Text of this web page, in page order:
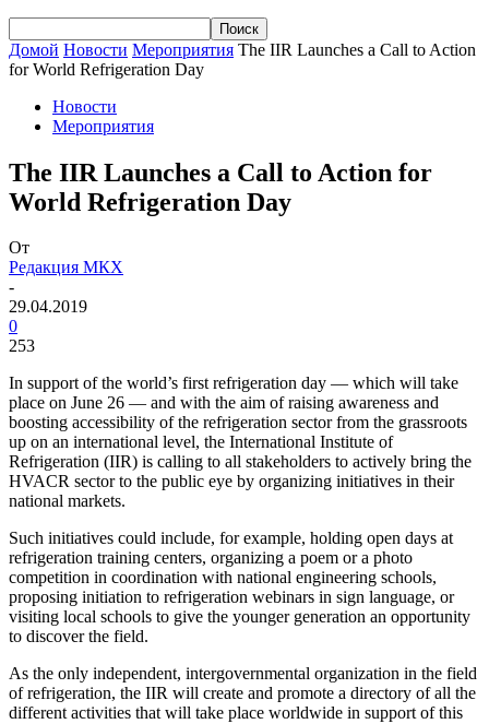
Домой Новости Мероприятия The IIR Launches a Call to Action
for World Refrigeration Day
Новости
Мероприятия
The IIR Launches a Call to Action for
World Refrigeration Day
От
Редакция МКХ
-
29.04.2019
0
253
In support of the world’s first refrigeration day — which will take
place on June 26 — and with the aim of raising awareness and
boosting accessibility of the refrigeration sector from the grassroots
up on an international level, the International Institute of
Refrigeration (IIR) is calling to all stakeholders to actively bring the
HVACR sector to the public eye by organizing initiatives in their
national markets.
Such initiatives could include, for example, holding open days at
refrigeration training centers, organizing a poem or a photo
competition in coordination with national engineering schools,
proposing initiation to refrigeration webinars in sign language, or
visiting local schools to give the younger generation an opportunity
to discover the field.
As the only independent, intergovernmental organization in the field
of refrigeration, the IIR will create and promote a directory of all the
different activities that will take place worldwide in support of this